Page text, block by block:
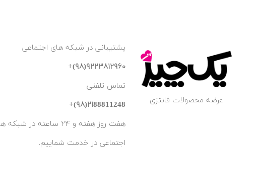
عرضه محصولات فانتزی
پشتیبانی در شبکه های اجتماعی
۹۲۲۳۸۱۲۹۶۰(۹۸)+
تماس تلفنی
۲۱88811248(۹۸)+
هفت روز هفته و ۲۴ ساعته در شبکه های
اجتماعی در خدمت شماییم.